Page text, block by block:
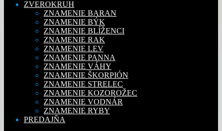
ZVEROKRUH
ZNAMENIE BARAN
ZNAMENIE BÝK
ZNAMENIE BLÍŽENCI
ZNAMENIE RAK
ZNAMENIE LEV
ZNAMENIE PANNA
ZNAMENIE VÁHY
ZNAMENIE ŠKORPIÓN
ZNAMENIE STRELEC
ZNAMENIE KOZOROŽEC
ZNAMENIE VODNÁR
ZNAMENIE RYBY
PREDAJŇA